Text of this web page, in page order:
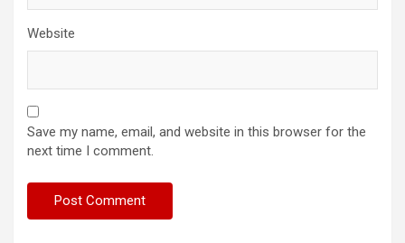
Website
Save my name, email, and website in this browser for the
next time I comment.